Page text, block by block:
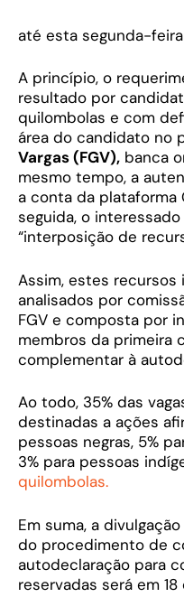
até esta segunda-feira
A princípio, o
resultado por
quilombolas e com
área do candidato no
Vargas (FGV), banca
mesmo tempo, a
a conta da plataforma
seguida, o
“interposição de
Assim, estes
analisados por
FGV e composta por
membros da primeira
complementar à
Ao todo, 35% das
destinadas a ações
pessoas negras, 5%
3% para pessoas
quilombolas.
Em suma, a
do procedimento de
autodeclaração para
reservadas será em